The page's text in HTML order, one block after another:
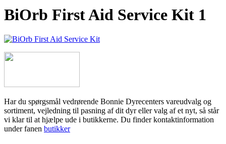
BiOrb First Aid Service Kit 1
Har du spørgsmål vedrørende Bonnie Dyrecenters vareudvalg og
sortiment, vejledning til pasning af dit dyr eller valg af et nyt, så står
vi klar til at hjælpe ude i butikkerne. Du finder kontaktinformation
under fanen butikker